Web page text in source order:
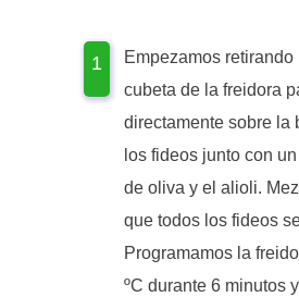
Empezamos
cubeta de la freidora
directamente sobre la
los fideos junto con
de oliva y el alioli.
que todos los fideos
Programamos la
ºC durante 6 minutos